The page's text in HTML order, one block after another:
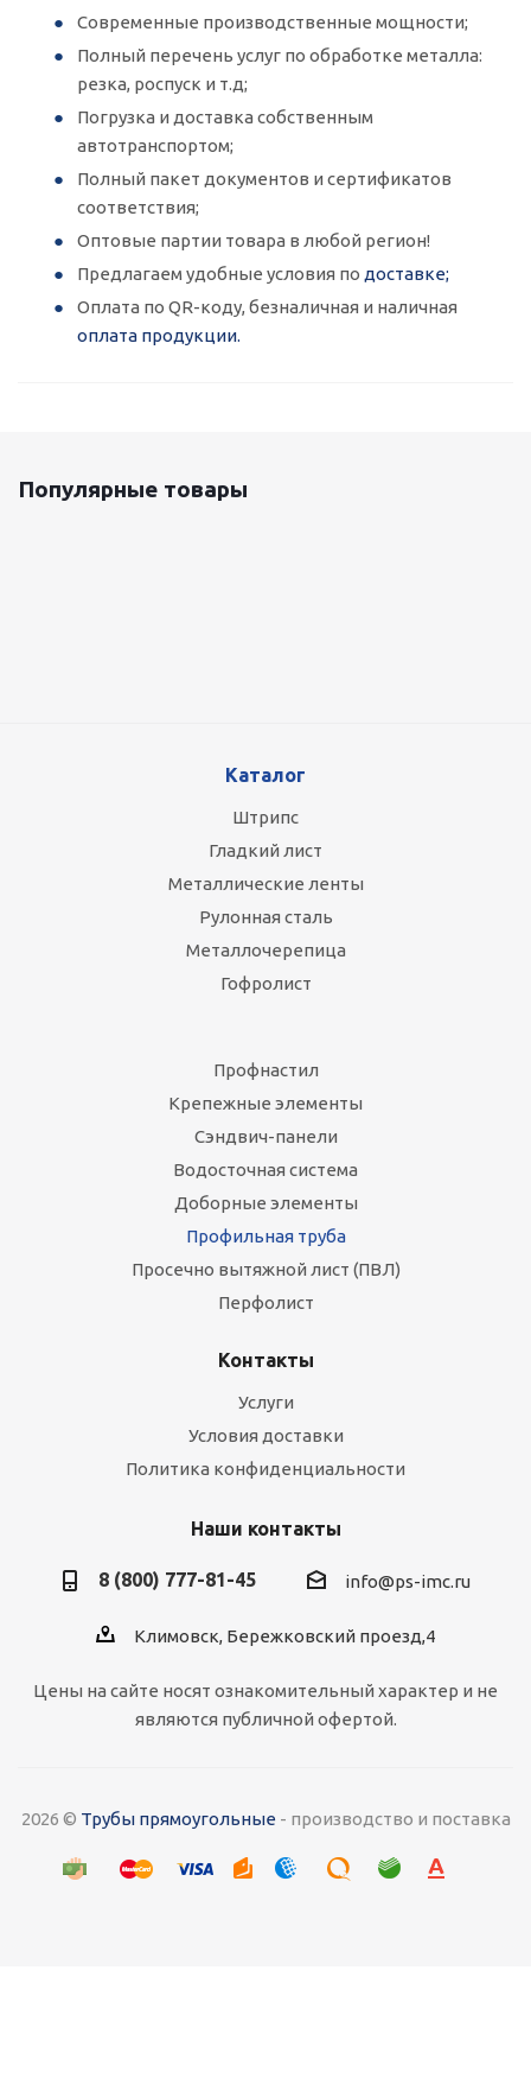
Современные производственные мощности;
Полный перечень услуг по обработке металла:
резка, роспуск и т.д;
Погрузка и доставка собственным
автотранспортом;
Полный пакет документов и сертификатов
соответствия;
Оптовые партии товара в любой регион!
Предлагаем удобные условия по доставке;
Оплата по QR-коду, безналичная и наличная
оплата продукции.
Популярные товары
Каталог
Штрипс
Гладкий лист
Металлические ленты
Рулонная сталь
Металлочерепица
Гофролист
Профнастил
Крепежные элементы
Сэндвич-панели
Водосточная система
Доборные элементы
Профильная труба
Просечно вытяжной лист (ПВЛ)
Перфолист
Контакты
Услуги
Условия доставки
Политика конфиденциальности
Наши контакты
8 (800) 777-81-45 info@ps-imc.ru
Климовск, Бережковский проезд,4
Цены на сайте носят ознакомительный характер и не
являются публичной офертой.
2026 © Трубы прямоугольные - производство и поставка